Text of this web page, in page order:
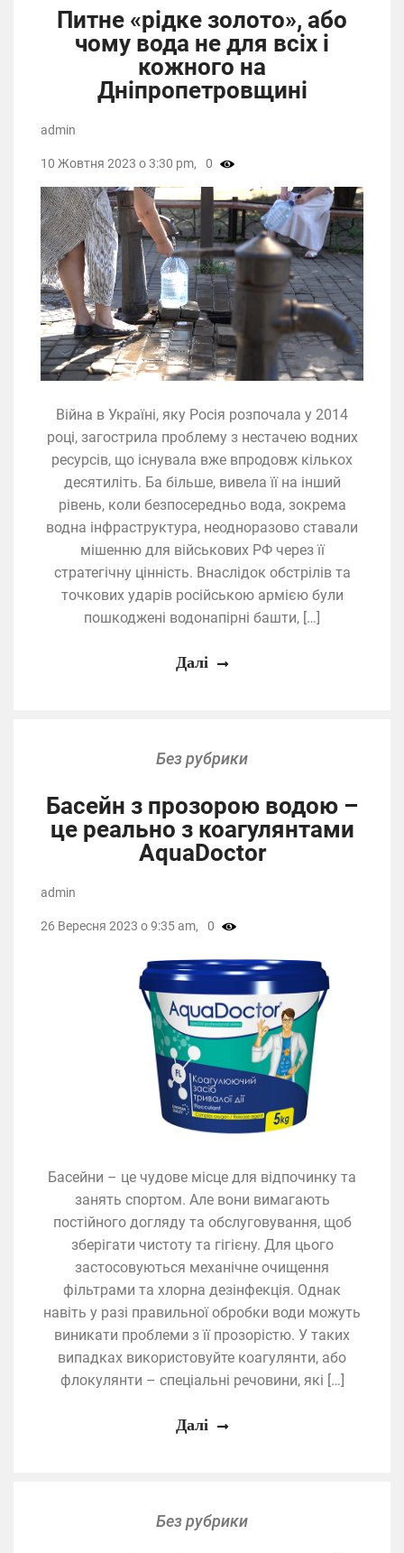
Питне «рідке золото», або
чому вода не для всіх і
кожного на
Дніпропетровщині
Війна в Україні, яку Росія розпочала у 2014
році, загострила проблему з нестачею водних
ресурсів, що існувала вже впродовж кількох
десятиліть. Ба більше, вивела її на інший
рівень, коли безпосередньо вода, зокрема
водна інфраструктура, неодноразово ставали
мішенню для військових РФ через її
стратегічну цінність. Внаслідок обстрілів та
точкових ударів російською армією були
пошкоджені водонапірні башти, […]
admin
10 Жовтня 2023 о 3:30 pm, 0
Далі
Без рубрики
Басейн з прозорою водою –
це реально з коагулянтами
AquaDoctor
Басейни – це чудове місце для відпочинку та
занять спортом. Але вони вимагають
постійного догляду та обслуговування, щоб
зберігати чистоту та гігієну. Для цього
застосовуються механічне очищення
фільтрами та хлорна дезінфекція. Однак
навіть у разі правильної обробки води можуть
виникати проблеми з її прозорістю. У таких
випадках використовуйте коагулянти, або
флокулянти – спеціальні речовини, які […]
admin
26 Вересня 2023 о 9:35 am, 0
Далі
Без рубрики